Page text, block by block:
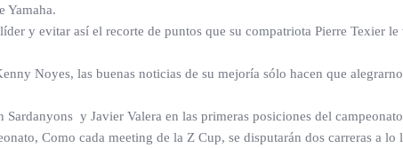
Yamaha.
y evitar así el recorte de puntos que su compatriota Pierre Texier
Noyes, las buenas noticias de su mejoría sólo hacen que
y Javier Valera en las primeras posiciones del
Como cada meeting de la Z Cup, se disputarán dos carreras a lo